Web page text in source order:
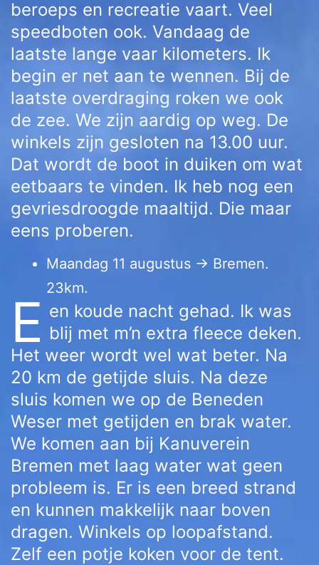
beroeps en recreatie vaart. Veel
speedboten ook. Vandaag de
laatste lange vaar kilometers. Ik
begin er net aan te wennen. Bij de
laatste overdraging roken we ook
de zee. We zijn aardig op weg. De
winkels zijn gesloten na 13.00 uur.
Dat wordt de boot in duiken om wat
eetbaars te vinden. Ik heb nog een
gevriesdroogde maaltijd. Die maar
eens proberen.
Maandag 11 augustus → Bremen.
23km.
E en koude nacht gehad. Ik was
blij met m’n extra fleece deken.
Het weer wordt wel wat beter. Na
20 km de getijde sluis. Na deze
sluis komen we op de Beneden
Weser met getijden en brak water.
We komen aan bij Kanuverein
Bremen met laag water wat geen
probleem is. Er is een breed strand
en kunnen makkelijk naar boven
dragen. Winkels op loopafstand.
Zelf een potje koken voor de tent.